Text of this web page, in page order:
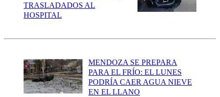
TRASLADADOS AL
HOSPITAL
MENDOZA SE PREPARA
PARA EL FRÍO: EL LUNES
PODRÍA CAER AGUA NIEVE
EN EL LLANO